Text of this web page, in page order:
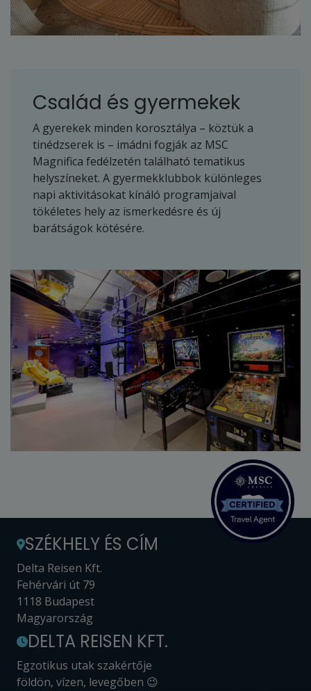
Család és gyermekek
A gyerekek minden korosztálya – köztük a
tinédzserek is – imádni fogják az MSC
Magnifica fedélzetén található tematikus
helyszíneket. A gyermekklubbok különleges
napi aktivitásokat kínáló programjaival
tökéletes hely az ismerkedésre és új
barátságok kötésére.
SZÉKHELY ÉS CÍM
Delta Reisen Kft.
Fehérvári út 79
1118 Budapest
Magyarország
DELTA REISEN KFT.
Egzotikus utak szakértője
földön, vízen, levegőben 😉